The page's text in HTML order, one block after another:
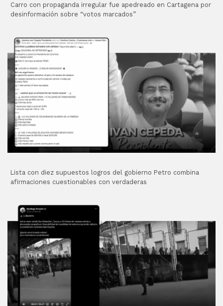
Carro con propaganda irregular fue apedreado en Cartagena por
desinformación sobre “votos marcados”
Lista con diez supuestos logros del gobierno Petro combina
afirmaciones cuestionables con verdaderas